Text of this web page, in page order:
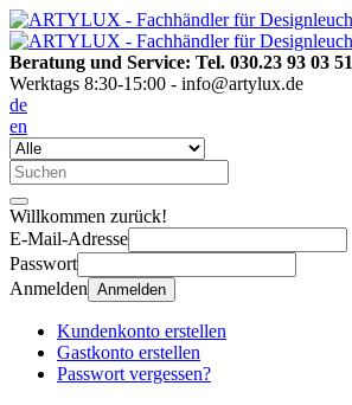
Beratung und Service: Tel. 030.23 93 03 51
Werktags 8:30-15:00 - info@artylux.de
de
en
Willkommen zurück!
E-Mail-Adresse
Passwort
Anmelden Anmelden
Kundenkonto erstellen
Gastkonto erstellen
Passwort vergessen?